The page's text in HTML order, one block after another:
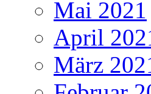
Mai 2021
April
März